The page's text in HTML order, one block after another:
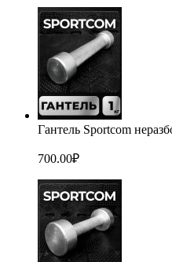
Гантель Sportcom
700.00₽